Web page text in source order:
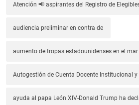
Atención 📢 aspirantes del Registro de
audiencia preliminar en contra de
aumento de tropas estadounidenses en el
Autogestión de Cuenta Docente Institucional
ayuda al papa León XIV-Donald Trump ha